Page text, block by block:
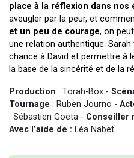
place à la réflexion dans nos
aveugler par la peur, et
et un peu de courage, on
une relation authentique.
chance à David et permettre à
la base de la sincérité et de la
Production : Torah-Box -
Tournage : Ruben Journo -
: Sébastien Goëta - Conseiller
Avec l’aide de : Léa Nabet